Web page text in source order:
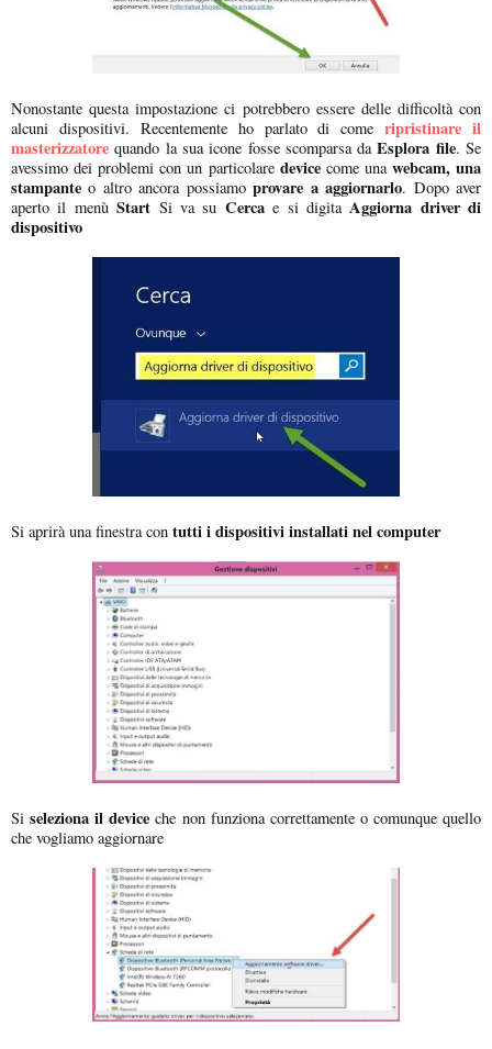
Nonostante questa impostazione ci potrebbero essere delle difficoltà con
alcuni dispositivi. Recentemente ho parlato di comeripristinare il
masterizzatore quando la sua icone fosse scomparsa daEsplora file. Se
avessimo dei problemi con un particolaredevice come una webcam, una
stampante o altro ancora possiamoprovare a aggiornarlo. Dopo aver
aperto il menùStart Si va su Cercae si digitaAggiorna driver di
dispositivo
Si aprirà una finestra con tutti i dispositivi installati nel computer
Siseleziona il device che non funziona correttamente o comunque quello
che vogliamo aggiornare